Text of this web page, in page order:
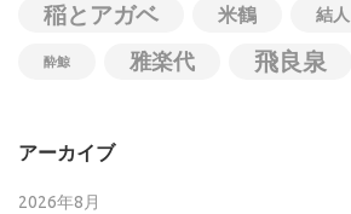
稲とアガベ 米鶴 結人
酔鯨 雅楽代 飛良泉
アーカイブ
2026年8月